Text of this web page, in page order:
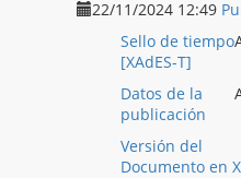
22/11/2024 12:49
Sello de tiempo
[XAdES-T]
Datos de la
publicación
Versión del
Documento en